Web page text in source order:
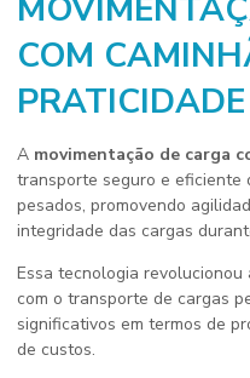
COM
A movimentação de carga
transporte seguro e eficiente
pesados, promovendo
integridade das cargas
Essa tecnologia revolucionou
com o transporte de cargas
significativos em termos de
de custos.